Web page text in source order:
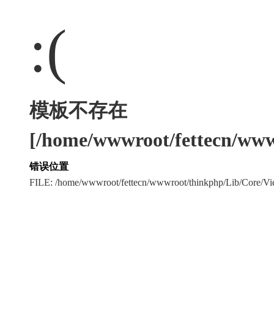
:(
模板不存在
[/home/wwwroot/fettecn/
错误位置
FILE: /home/wwwroot/fettecn/wwwroot/thinkphp/Lib/Core/